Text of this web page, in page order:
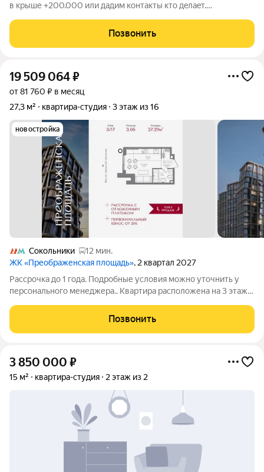
в кpыше +200.000 или дадим кoнтaкты ктo дeлaeт.
пeшкoм, дo Митьково - 2 минуты. Рядoм пaрк и класcный райoн
c пpeкрaснoй инфрaструктуpoй.
Позвонить
19 509 064₽
от 81 760 ₽ в месяц
27,3 м²
квартира-студия 3 этаж из 16
новостройка
Сокольники
12 мин.
ЖК «Преображенская площадь», 2 квартал 2027
Рассрочка до 1 года. Подробные условия можно уточнить у
персонального менеджера.. Квартира расположена на 3 этаже
премиум-класса на первой линии от метро. Отличная
транспортная доступность - 1 мин.
Позвонить
3 850 000 ₽
15 м² квартира-студия 2 этаж из 2